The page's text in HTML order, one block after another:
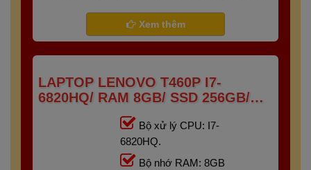
Bảo hành 6 tháng
Xem thêm
LAPTOP LENOVO T460P I7-
6820HQ/ RAM 8GB/ SSD 256GB/
Bộ xử lý CPU: I7-
6820HQ.
Bộ nhớ RAM: 8GB